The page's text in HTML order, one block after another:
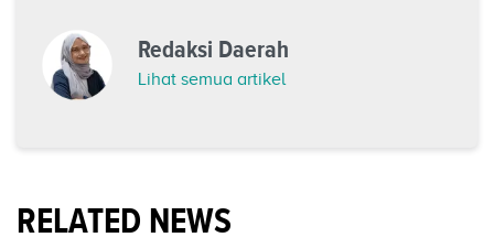
Redaksi Daerah
Lihat semua artikel
RELATED NEWS